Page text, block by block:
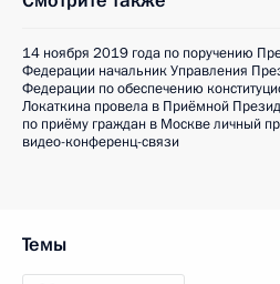
14 ноября 2019 года по поручению
Федерации начальник Управления
Федерации по обеспечению
Локаткина провела в Приёмной
по приёму граждан в Москве личный
видео-конференц-связи
Темы